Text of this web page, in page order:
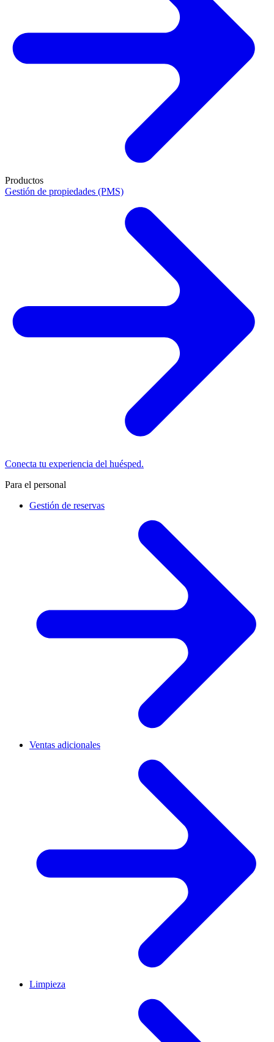
Productos
Gestión de propiedades (PMS)
Conecta tu experiencia del huésped.
Para el personal
Gestión de reservas
Ventas adicionales
Limpieza